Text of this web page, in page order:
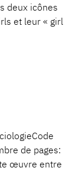
deux icônes
et leur « girl
de pages:
œuvre entre